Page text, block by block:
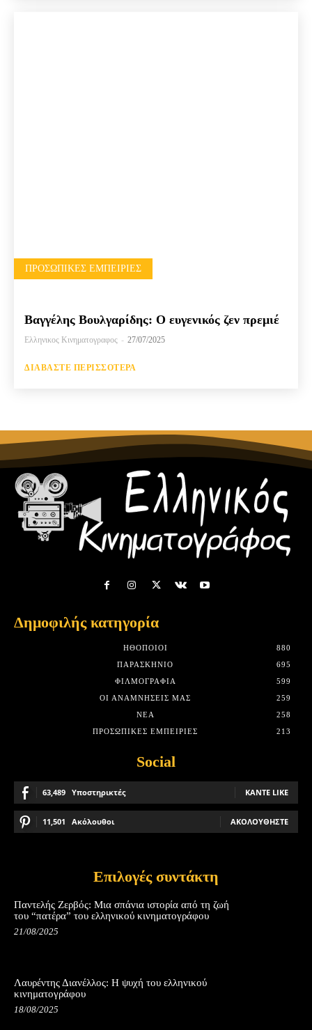
ΠΡΟΣΩΠΙΚΈΣ ΕΜΠΕΙΡΊΕΣ
Βαγγέλης Βουλγαρίδης: Ο ευγενικός ζεν πρεμιέ
Ελληνικος Κινηματογραφος - 27/07/2025
ΔΙΑΒΆΣΤΕ ΠΕΡΙΣΣΌΤΕΡΑ
Δημοφιλής κατηγορία
HΘΟΠΟΙΟΊ
880
ΠΑΡΑΣΚΉΝΙΟ
695
ΦΙΛΜΟΓΡΑΦΊΑ
599
ΟΙ ΑΝΑΜΝΉΣΕΙΣ ΜΑΣ
259
ΝΈΑ
258
ΠΡΟΣΩΠΙΚΈΣ ΕΜΠΕΙΡΊΕΣ
213
Social
63,489 Υποστηρικτές ΚΆΝΤΕ LIKE
11,501 Ακόλουθοι ΑΚΟΛΟΥΘΉΣΤΕ
Επιλογές συντάκτη
Παντελής Ζερβός: Μια σπάνια ιστορία από τη ζωή
του “πατέρα” του ελληνικού κινηματογράφου
21/08/2025
Λαυρέντης Διανέλλος: Η ψυχή του ελληνικού
κινηματογράφου
18/08/2025